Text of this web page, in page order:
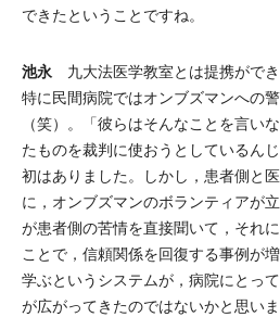
できたということですね。
池永 九大法医学教室とは提携がで
特に民間病院ではオンブズマンへの
（笑）。「彼らはそんなことを言い
たものを裁判に使おうとしているん
初はありました。しかし，患者側と
に，オンブズマンのボランティアが
が患者側の苦情を直接聞いて，それ
ことで，信頼関係を回復する事例が
学ぶというシステムが，病院にとっ
が広がってきたのではないかと思いま